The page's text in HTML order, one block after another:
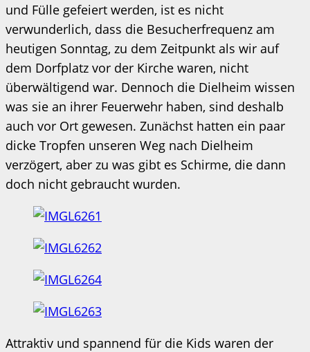
und Fülle gefeiert werden, ist es nicht
verwunderlich, dass die Besucherfrequenz am
heutigen Sonntag, zu dem Zeitpunkt als wir auf
dem Dorfplatz vor der Kirche waren, nicht
überwältigend war. Dennoch die Dielheim wissen
was sie an ihrer Feuerwehr haben, sind deshalb
auch vor Ort gewesen. Zunächst hatten ein paar
dicke Tropfen unseren Weg nach Dielheim
verzögert, aber zu was gibt es Schirme, die dann
doch nicht gebraucht wurden.
Attraktiv und spannend für die Kids waren der